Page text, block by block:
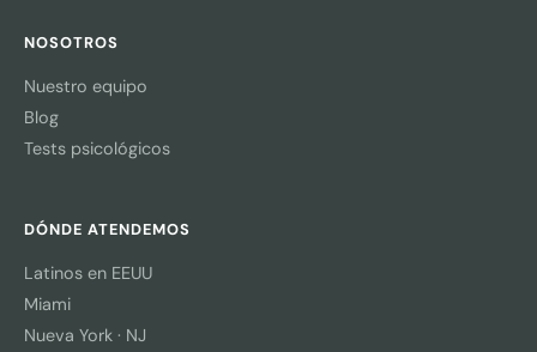
NOSOTROS
Nuestro equipo
Blog
Tests psicológicos
DÓNDE ATENDEMOS
Latinos en EEUU
Miami
Nueva York · NJ